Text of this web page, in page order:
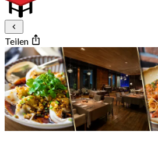
Teilen